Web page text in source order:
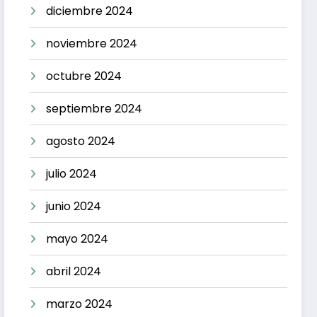
diciembre 2024
noviembre 2024
octubre 2024
septiembre 2024
agosto 2024
julio 2024
junio 2024
mayo 2024
abril 2024
marzo 2024